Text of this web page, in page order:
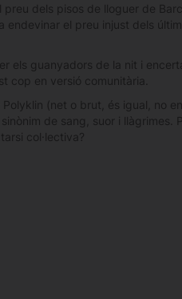
dels pisos de lloguer de
endevinar el preu injust dels
els guanyadors de la nit i
cop en versió comunitària.
(net o brut, és igual, no
de sang, suor i llàgrimes.
col·lectiva?